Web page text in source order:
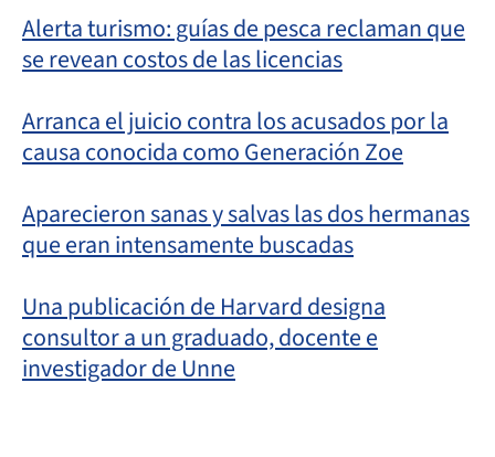
Alerta turismo: guías de pesca reclaman que
se revean costos de las licencias
Arranca el juicio contra los acusados por la
causa conocida como Generación Zoe
Aparecieron sanas y salvas las dos hermanas
que eran intensamente buscadas
Una publicación de Harvard designa
consultor a un graduado, docente e
investigador de Unne